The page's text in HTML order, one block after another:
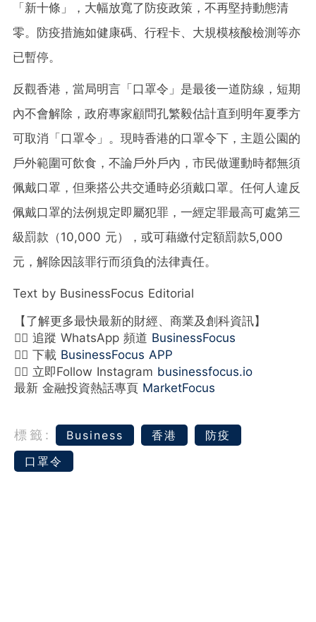
「新十條」，大幅放寬了防疫政策，不再堅持動態清
零。防疫措施如健康碼、行程卡、大規模核酸檢測等亦
已暫停。
反觀香港，當局明言「口罩令」是最後一道防線，短期
內不會解除，政府專家顧問孔繁毅估計直到明年夏季方
可取消「口罩令」。現時香港的口罩令下，主題公園的
戶外範圍可飲食，不論戶外戶內，市民做運動時都無須
佩戴口罩，但乘搭公共交通時必須戴口罩。任何人違反
佩戴口罩的法例規定即屬犯罪，一經定罪最高可處第三
級罰款（10,000 元），或可藉繳付定額罰款5,000
元，解除因該罪行而須負的法律責任。
Text by BusinessFocus Editorial
【了解更多最快最新的財經、商業及創科資訊】
👉🏻 追蹤 WhatsApp 頻道 BusinessFocus
👉🏻 下載 BusinessFocus APP
👉🏻 立即Follow Instagram businessfocus.io
最新 金融投資熱話專頁 MarketFocus
標籤: Business 香港
防疫
口罩令